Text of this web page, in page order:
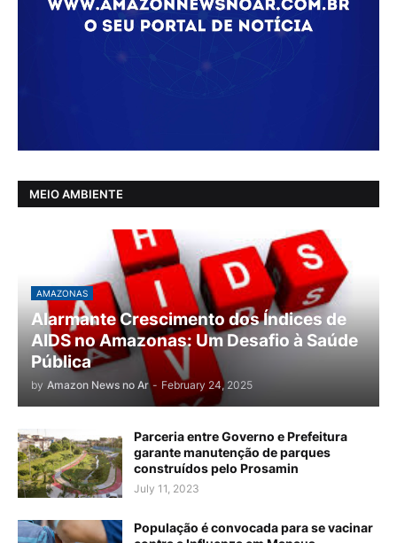
MEIO AMBIENTE
AMAZONAS
Alarmante Crescimento dos Índices de
AIDS no Amazonas: Um Desafio à Saúde
Pública
by Amazon News no Ar - February 24, 2025
Parceria entre Governo e Prefeitura
garante manutenção de parques
construídos pelo Prosamin
July 11, 2023
População é convocada para se vacinar